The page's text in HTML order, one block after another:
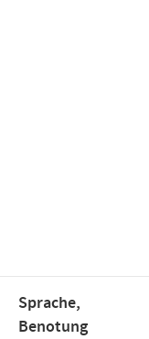
Sprache,
Benotung